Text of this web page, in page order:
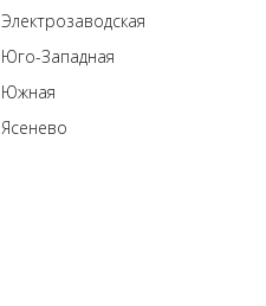
Электрозаводская
Юго-Западная
Южная
Ясенево